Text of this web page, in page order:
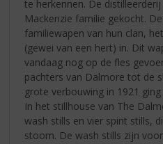
te herkennen. De
Mackenzie familie gekocht.
familiewapen van hun clan,
(gewei van een hert) in. Dit
vandaag nog op de fles
pachters van Dalmore tot de
grote verbouwing in 1921
In het stillhouse van The
wash stills en vier spirit stills,
stoom. De wash stills zijn